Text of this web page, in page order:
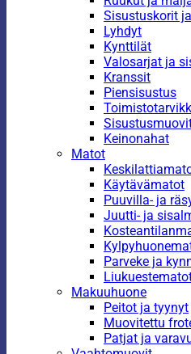
Sisustuskorit
Lyhdyt
Kynttilät
Valosarjat ja
Kranssit
Piensisustus
Keinonahat
Matot
Käytävämatot
Puuvilla- ja
Juutti- ja
Parveke ja
Makuuhuone
Peitot ja tyynyt
Muovitettu
Patjat ja